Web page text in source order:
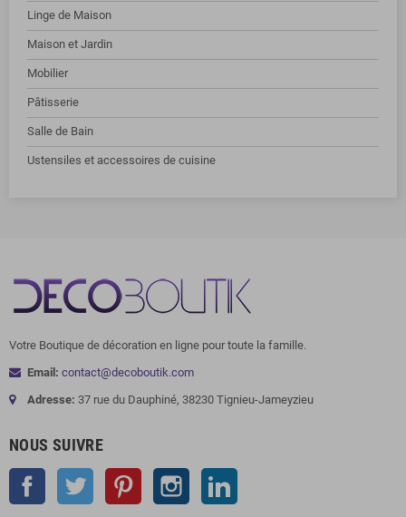
Linge de Maison
Maison et Jardin
Mobilier
Pâtisserie
Salle de Bain
Ustensiles et accessoires de cuisine
Votre Boutique de décoration en ligne pour toute la famille.
Email: contact@decoboutik.com
Adresse: 37 rue du Dauphiné, 38230 Tignieu-Jameyzieu
NOUS SUIVRE
Facebook Twitter Pinterest Instagram